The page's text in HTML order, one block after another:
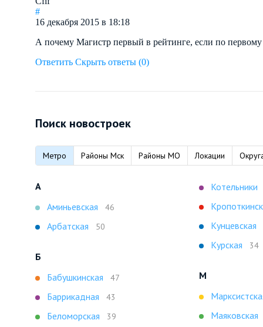
#
16 декабря 2015 в 18:18
А почему Магистр первый в рейтинге, если по
Ответить Скрыть ответы (0)
Поиск новостроек
Метро Районы Мск Районы МО Локации
А
Аминьевская
46
Арбатская 50
Б
Бабушкинская
47
Баррикадная 43
Беломорская 39
Котельники
Кунцевская
Курская
34
М
Маяковская